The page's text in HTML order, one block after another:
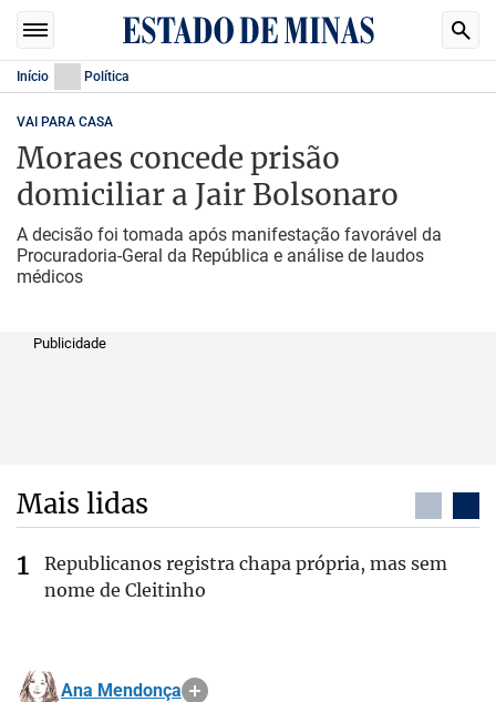
Início Política
VAI PARA CASA
Moraes concede prisão
domiciliar a Jair Bolsonaro
A decisão foi tomada após manifestação favorável da
Procuradoria-Geral da República e análise de laudos
médicos
Publicidade
Mais lidas
Republicanos registra chapa própria, mas sem
nome de Cleitinho
Ana Mendonça